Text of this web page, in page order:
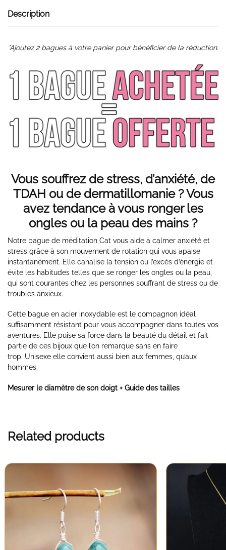
Description
*Ajoutez 2 bagues à votre panier pour bénéficier de la réduction.
Vous souffrez de stress, d’anxiété, de
TDAH ou de dermatillomanie ? Vous
avez tendance à vous ronger les
ongles ou la peau des mains ?
Notre bague de méditation Cat vous aide à calmer anxiété et
stress grâce à son mouvement de rotation qui vous apaise
instantanément. Elle canalise la tension ou l’excès d’énergie et
évite les habitudes telles que se ronger les ongles ou la peau,
qui sont courantes chez les personnes souffrant de stress ou de
troubles anxieux.
Cette bague en acier inoxydable est le compagnon idéal
suffisamment résistant pour vous accompagner dans toutes vos
aventures. Elle puise sa force dans la beauté du détail et fait
partie de ces bijoux que l’on remarque sans en faire
trop. Unisexe elle convient aussi bien aux femmes, qu’aux
hommes.
Mesurer le diamètre de son doigt + Guide des tailles
Related products